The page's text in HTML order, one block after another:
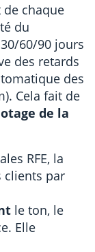
chaque
du
60/90 jours
des retards
des
Cela fait de
de la
RFE, la
clients par
le ton, le
Elle